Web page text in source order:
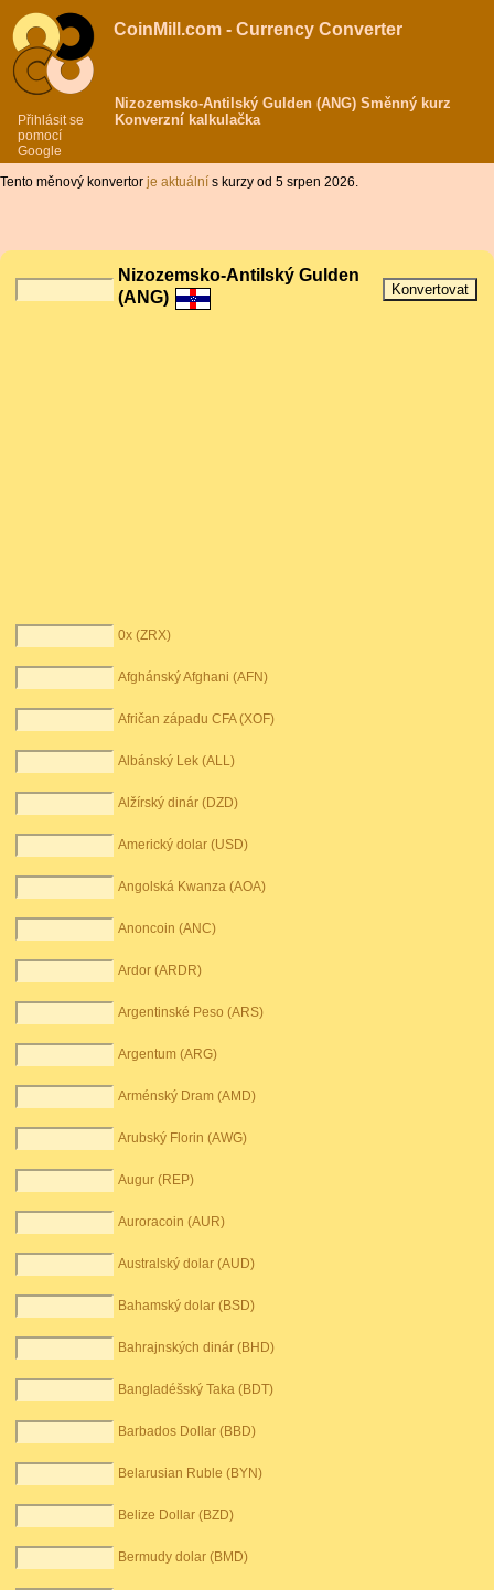
Přihlásit se
pomocí
Google
CoinMill.com - Currency Converter
Nizozemsko-Antilský Gulden (ANG) Směnný kurz
Konverzní kalkulačka
Tento měnový konvertor je aktuální s kurzy od 5 srpen 2026.
Nizozemsko-Antilský Gulden
(ANG)
0x (ZRX)
Afghánský Afghani (AFN)
Afričan západu CFA (XOF)
Albánský Lek (ALL)
Alžírský dinár (DZD)
Americký dolar (USD)
Angolská Kwanza (AOA)
Anoncoin (ANC)
Ardor (ARDR)
Argentinské Peso (ARS)
Argentum (ARG)
Arménský Dram (AMD)
Arubský Florin (AWG)
Augur (REP)
Auroracoin (AUR)
Australský dolar (AUD)
Bahamský dolar (BSD)
Bahrajnských dinár (BHD)
Bangladéšský Taka (BDT)
Barbados Dollar (BBD)
Belarusian Ruble (BYN)
Belize Dollar (BZD)
Bermudy dolar (BMD)